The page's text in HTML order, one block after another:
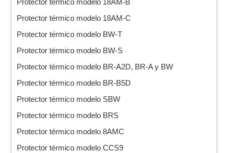
Protector térmico modelo 18AM-C
Protector térmico modelo BW-T
Protector térmico modelo BW-S
Protector térmico modelo BR-A2D, BR-A y BW
Protector térmico modelo BR-B5D
Protector térmico modelo SBW
Protector térmico modelo BRS
Protector térmico modelo 8AMC
Protector térmico modelo CCS9